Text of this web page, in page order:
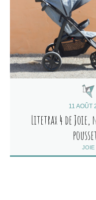
11 AOÛT
Litetrax 4 de
JOIE